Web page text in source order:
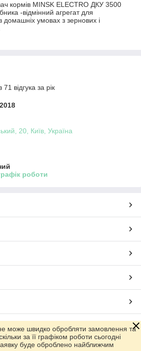
кормів MINSK ELECTRO ДКУ 3500
-відмінний агрегат для
домашніх умовах з зернових і
відгука за рік
20, Київ, Україна
роботи
Prom.ua
може швидко обробляти замовлення та
за її графіком роботи сьогодні
буде оброблено найближчим